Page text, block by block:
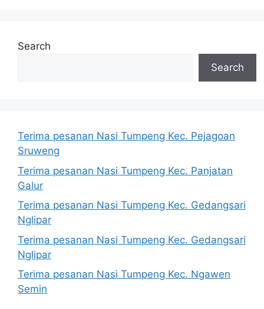
Search
Search
Terima pesanan Nasi Tumpeng Kec. Pejagoan
Sruweng
Terima pesanan Nasi Tumpeng Kec. Panjatan
Galur
Terima pesanan Nasi Tumpeng Kec. Gedangsari
Nglipar
Terima pesanan Nasi Tumpeng Kec. Gedangsari
Nglipar
Terima pesanan Nasi Tumpeng Kec. Ngawen
Semin